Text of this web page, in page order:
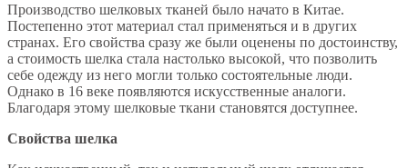
Производство шелковых тканей было начато в Китае.
Постепенно этот материал стал применяться и в других
странах. Его свойства сразу же были оценены по достоинству,
а стоимость шелка стала настолько высокой, что позволить
себе одежду из него могли только состоятельные люди.
Однако в 16 веке появляются искусственные аналоги.
Благодаря этому шелковые ткани становятся доступнее.
Свойства шелка